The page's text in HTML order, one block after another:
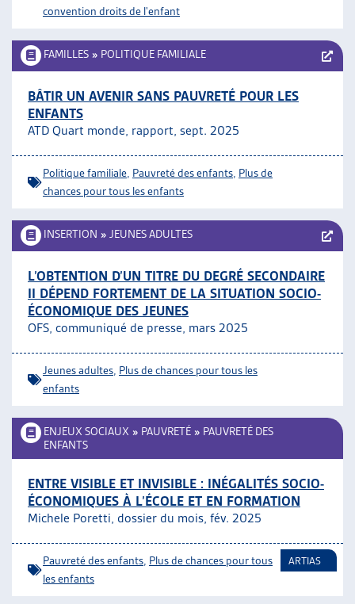
convention droits de l'enfant
FAMILLES » POLITIQUE FAMILIALE
BÂTIR UN AVENIR SANS PAUVRETÉ POUR LES
ENFANTS
ATD Quart monde, rapport, sept. 2025
Politique familiale Pauvreté des enfants Plus de
chances pour tous les enfants
INSERTION » JEUNES ADULTES
L’OBTENTION D’UN TITRE DU DEGRÉ SECONDAIRE
II DÉPEND FORTEMENT DE LA SITUATION SOCIO-
ÉCONOMIQUE DES JEUNES
OFS, communiqué de presse, mars 2025
Jeunes adultes Plus de chances pour tous les
enfants
ENJEUX SOCIAUX » PAUVRETÉ » PAUVRETÉ DES
ENFANTS
ENTRE VISIBLE ET INVISIBLE : INÉGALITÉS SOCIO-
ÉCONOMIQUES À L’ÉCOLE ET EN FORMATION
Michele Poretti, dossier du mois, fév. 2025
Pauvreté des enfants Plus de chances pour tous
les enfants
ARTIAS